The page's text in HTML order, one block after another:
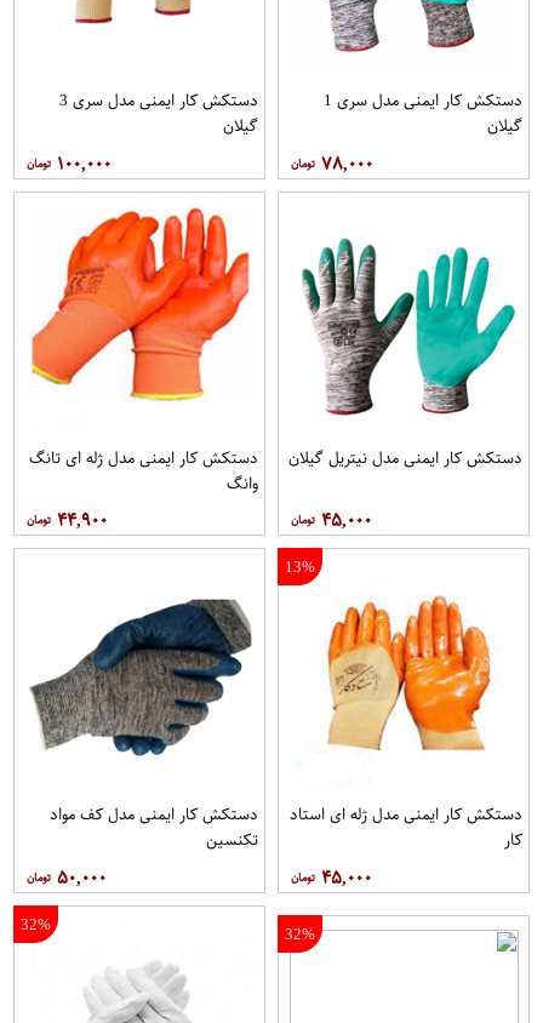
دستکش کار ایمنی مدل سری 1
گیلان
۷۸,۰۰۰
دستکش کار ایمنی مدل سری 3
گیلان
۱۰۰,۰۰۰
دستکش کار ایمنی مدل نیتریل گیلان
۴۵,۰۰۰
دستکش کار ایمنی مدل ژله ای تانگ
وانگ
۴۴,۹۰۰
13%
دستکش کار ایمنی مدل ژله ای استاد
کار
۴۵,۰۰۰
دستکش کار ایمنی مدل کف مواد
تکنسین
۵۰,۰۰۰
32%
32%